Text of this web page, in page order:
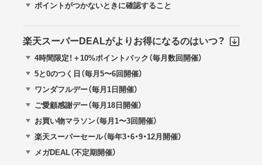
ポイントがつかないときに確認すること
楽天スーパーDEALがよりお得になるのはいつ？
4時間限定！＋10%ポイントバック（毎月数回開催）
5と0のつく日（毎月5〜6回開催）
ワンダフルデー（毎月1日開催）
ご愛顧感謝デー（毎月18日開催）
お買い物マラソン（毎月1〜3回開催）
楽天スーパーセール（毎年3・6・9・12月開催）
メガDEAL（不定期開催）